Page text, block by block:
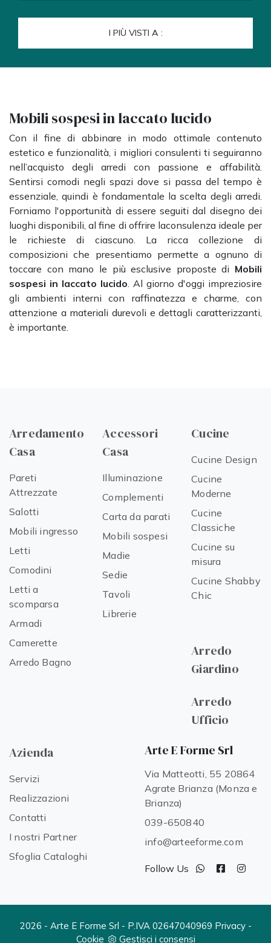
I PIÙ VISTI A :
Mobili sospesi in laccato lucido
Con il fine di abbinare in modo ottimale contenuto
estetico e funzionalità, i migliori consulenti ti seguiranno
nell’acquisto degli arredi con passione e affabilità.
Sentirsi comodi negli spazi dove si passa del tempo è
essenziale, quindi è fondamentale la scelta degli arredi.
Forniamo l'opportunità di essere seguiti dal disegno dei
luoghi disponibili, al fine di offrire laconsulenza ideale per
le richieste di ciascuno. La ricca collezione di
composizioni che presentiamo permette a ognuno di
toccare con mano le più esclusive proposte di Mobili
sospesi in laccato lucido. Al giorno d'oggi impreziosire
gli ambienti interni con raffinatezza e charme, con
attenzione a materiali durevoli e dettagli caratterizzanti,
è importante.
Arredamento
Casa
Pareti
Attrezzate
Salotti
Mobili ingresso
Letti
Comodini
Letti a
scomparsa
Armadi
Camerette
Arredo Bagno
Accessori
Casa
Illuminazione
Complementi
Carta da parati
Mobili sospesi
Madie
Sedie
Tavoli
Librerie
Cucine
Cucine Design
Cucine
Moderne
Cucine
Classiche
Cucine su
misura
Cucine Shabby
Chic
Arredo
Giardino
Arredo
Ufficio
Azienda
Servizi
Realizzazioni
Contatti
I nostri Partner
Sfoglia Cataloghi
Arte E Forme Srl
Via Matteotti, 55 20864
Agrate Brianza (Monza e
Brianza)
039-650840
info@arteeforme.com
Follow Us
2026 - Arte E Forme Srl - P.IVA 02647040969 Privacy-
Cookie
Gestisci i consensi